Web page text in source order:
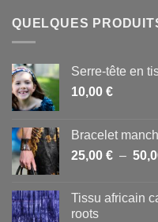
QUELQUES
Serre-tête en
10,00 €
Bracelet
25,00 € –
Tissu africain
roots